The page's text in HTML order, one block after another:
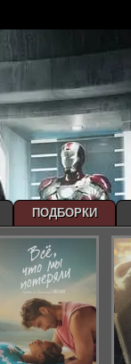
ПОДБОРКИ